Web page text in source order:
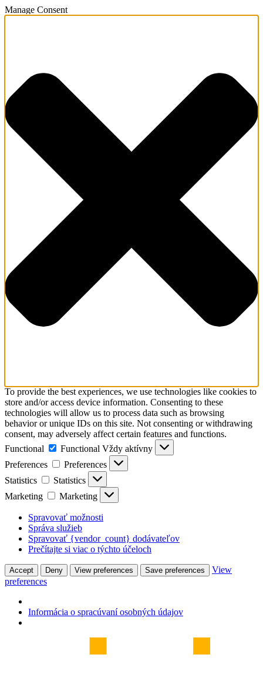
Manage Consent
To provide the best experiences, we use technologies like cookies to
store and/or access device information. Consenting to these
technologies will allow us to process data such as browsing
behavior or unique IDs on this site. Not consenting or withdrawing
consent, may adversely affect certain features and functions.
Functional
Functional Vždy aktívny
Preferences
Preferences
Statistics
Statistics
Marketing
Marketing
Spravovať možnosti
Správa služieb
Spravovať {vendor_count} dodávateľov
Prečítajte si viac o týchto účeloch
Accept Deny View preferences Save preferences
View
preferences
Informácia o spracúvaní osobných údajov